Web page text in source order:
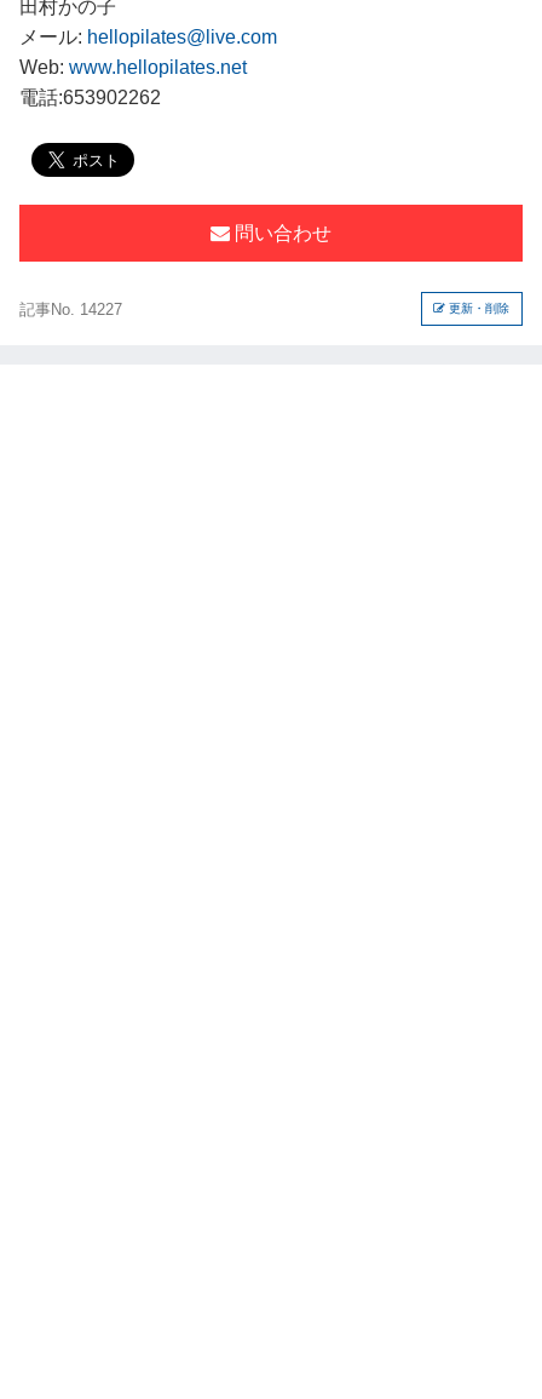
田村かの子
メール: hellopilates@live.com
Web: www.hellopilates.net
電話:653902262
問い合わせ
記事No. 14227 更新・削除